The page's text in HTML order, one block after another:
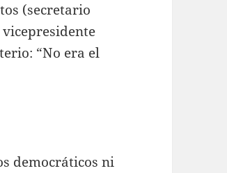
(secretario
“No era el
democráticos ni